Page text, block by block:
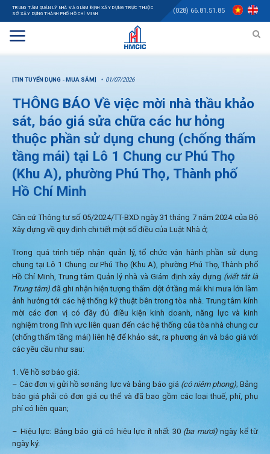
TRUNG TÂM QUẢN LÝ NHÀ VÀ GIÁM ĐỊNH XÂY DỰNG TRỰC THUỘC
SỞ XÂY DỰNG THÀNH PHỐ HỒ CHÍ MINH
(028) 66.81.51.85
[TIN TUYỂN DỤNG - MUA SẮM] 01/07/2026
THÔNG BÁO Về việc mời nhà thầu khảo
sát, báo giá sửa chữa các hư hỏng
thuộc phần sử dụng chung (chống thấm
tầng mái) tại Lô 1 Chung cư Phú Thọ
(Khu A), phường Phú Thọ, Thành phố
Hồ Chí Minh
Căn cứ Thông tư số 05/2024/TT-BXD ngày 31 tháng 7 năm 2024 của Bộ
Xây dựng về quy định chi tiết một số điều của Luật Nhà ở;
Trong quá trình tiếp nhận quản lý, tổ chức vận hành phần sử dụng
chung tại Lô 1 Chung cư Phú Thọ (Khu A), phường Phú Thọ, Thành phố
Hồ Chí Minh, Trung tâm Quản lý nhà và Giám định xây dựng (viết tắt là
Trung tâm) đã ghi nhận hiện tượng thấm dột ở tầng mái khi mưa lớn làm
ảnh hưởng tới các hệ thống kỹ thuật bên trong tòa nhà. Trung tâm kính
mời các đơn vị có đầy đủ điều kiện kinh doanh, năng lực và kinh
nghiệm trong lĩnh vực liên quan đến các hệ thống của tòa nhà chung cư
(chống thấm tầng mái) liên hệ để khảo sát, ra phương án và báo giá với
các yêu cầu như sau:
Về hồ sơ báo giá:
– Các đơn vị gửi hồ sơ năng lực và bảng báo giá (có niêm phong); Bảng
báo giá phải có đơn giá cụ thể và đã bao gồm các loại thuế, phí, phụ
phí có liên quan;
– Hiệu lực: Bảng báo giá có hiệu lực ít nhất 30 (ba mươi)ngày kể từ
ngày ký.